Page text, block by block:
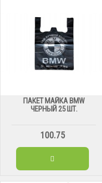
ПАКЕТ МАЙКА BMW
ЧЕРНЫЙ 25 ШТ.
100.75